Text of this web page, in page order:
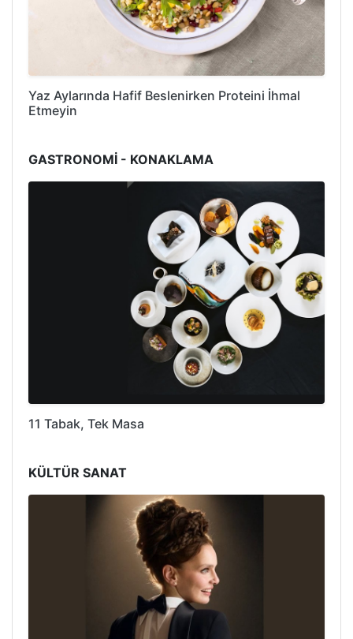
Yaz Aylarında Hafif Beslenirken Proteini İhmal
Etmeyin
GASTRONOMİ - KONAKLAMA
11 Tabak, Tek Masa
KÜLTÜR SANAT